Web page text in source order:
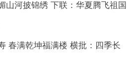
山河披锦绣 下联：华夏腾飞祖国
春满乾坤福满楼 横批：四季长